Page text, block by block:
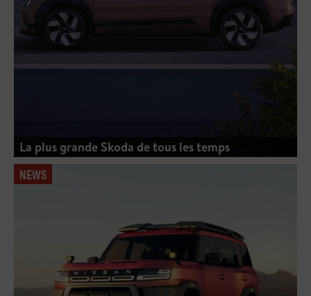
La plus grande Skoda de tous les temps
NEWS